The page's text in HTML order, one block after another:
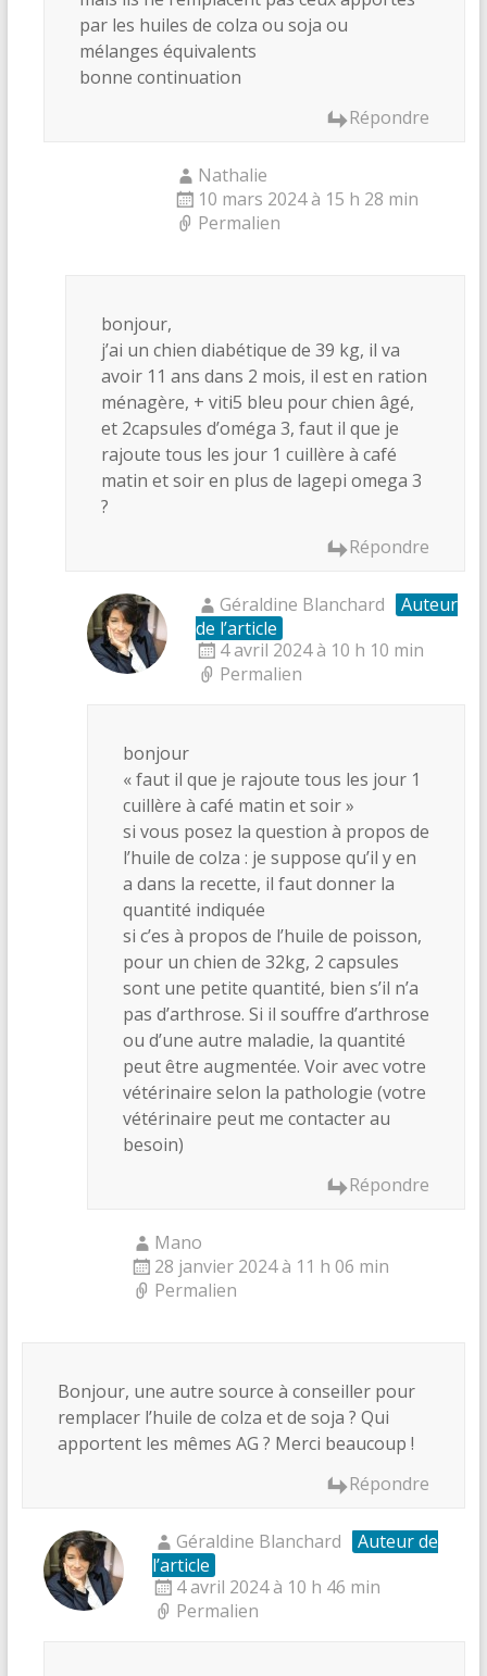
par les huiles de colza ou soja ou
mélanges équivalents
bonne continuation
Répondre
Nathalie
10 mars 2024 à 15 h 28 min
Permalien
bonjour,
j’ai un chien diabétique de 39 kg, il va
avoir 11 ans dans 2 mois, il est en ration
ménagère, + viti5 bleu pour chien âgé,
et 2capsules d’oméga 3, faut il que je
rajoute tous les jour 1 cuillère à café
matin et soir en plus de lagepi omega 3
?
Répondre
Géraldine Blanchard
Auteur
de l’article
4 avril 2024 à 10 h 10 min
Permalien
bonjour
« faut il que je rajoute tous les jour 1
cuillère à café matin et soir »
si vous posez la question à propos de
l’huile de colza : je suppose qu’il y en
a dans la recette, il faut donner la
quantité indiquée
si c’es à propos de l’huile de poisson,
pour un chien de 32kg, 2 capsules
sont une petite quantité, bien s’il n’a
pas d’arthrose. Si il souffre d’arthrose
ou d’une autre maladie, la quantité
peut être augmentée. Voir avec votre
vétérinaire selon la pathologie (votre
vétérinaire peut me contacter au
besoin)
Répondre
Mano
28 janvier 2024 à 11 h 06 min
Permalien
Bonjour, une autre source à conseiller pour
remplacer l’huile de colza et de soja ? Qui
apportent les mêmes AG ? Merci beaucoup !
Répondre
Géraldine Blanchard
Auteur de
l’article
4 avril 2024 à 10 h 46 min
Permalien